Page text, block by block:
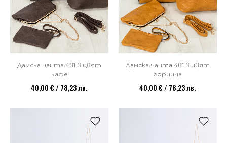
Дамска чанта 4в1 в цвят
кафе
40,00 € / 78,23 лв.
Дамска чанта 4в1 в цвят
горцича
40,00 € / 78,23 лв.